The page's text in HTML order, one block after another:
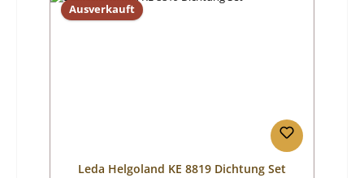
Ausverkauft
Leda Helgoland KE 8819 Dichtung Set